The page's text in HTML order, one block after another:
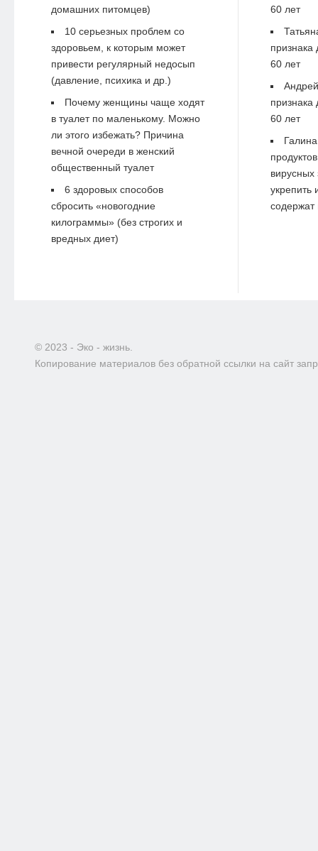
домашних питомцев)
10 серьезных проблем со
здоровьем, к которым может
привести регулярный недосып
(давление, психика и др.)
Почему женщины чаще ходят
в туалет по маленькому. Можно
ли этого избежать? Причина
вечной очереди в женский
общественный туалет
6 здоровых способов
сбросить «новогодние
килограммы» (без строгих и
вредных диет)
60 лет
60 лет
Андрей
60 лет
Галина
вирусных
укрепить
содержат
© 2023 - Эко - жизнь.
Копирование материалов без обратной ссылки на сайт